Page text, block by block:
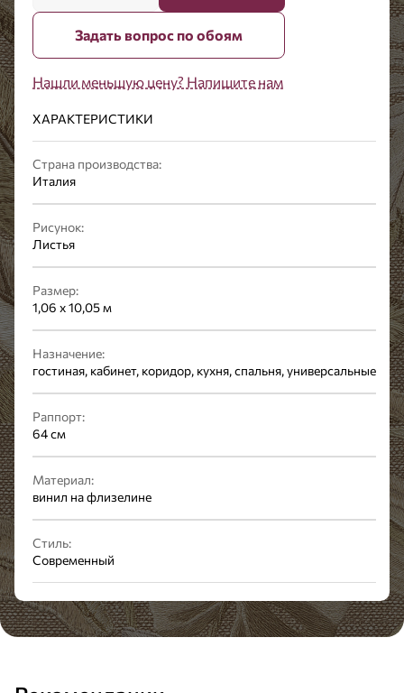
Задать вопрос по обоям
Нашли меньшую цену? Напишите нам
ХАРАКТЕРИСТИКИ
Страна производства:
Италия
Рисунок:
Листья
Размер:
1,06 x 10,05 м
Назначение:
гостиная, кабинет, коридор, кухня, спальня, универсальные
Раппорт:
64 см
Материал:
винил на флизелине
Стиль:
Современный